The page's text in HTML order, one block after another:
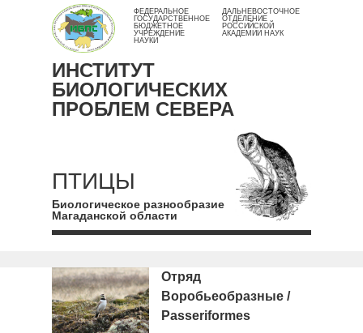
ИНСТИТУТ
БИОЛОГИЧЕСКИХ
ПРОБЛЕМ СЕВЕРА
ФЕДЕРАЛЬНОЕ
ГОСУДАРСТВЕННОЕ
БЮДЖЕТНОЕ
УЧРЕЖДЕНИЕ
НАУКИ
ДАЛЬНЕВОСТОЧНОЕ
ОТДЕЛЕНИЕ
РОССИЙСКОЙ
АКАДЕМИИ НАУК
ПТИЦЫ
Биологическое разнообразие
Магаданской области
Отряд
Воробьеобразные /
Passeriformes